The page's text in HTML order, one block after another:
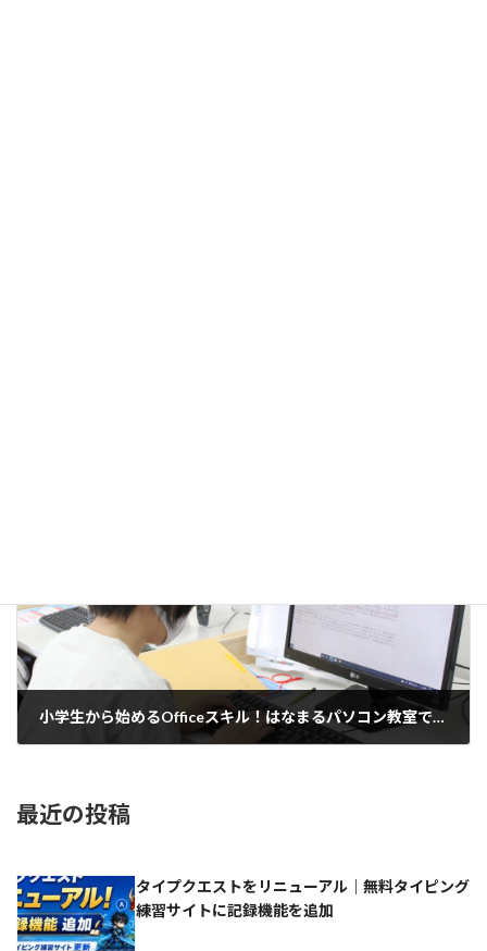
小学生から始めるOfficeスキル！はなまるパソコン教室で将来に役立つWord・PowerPoint・Excelを学ぼう
最近の投稿
タイプクエストをリニューアル｜無料タイピング
練習サイトに記録機能を追加